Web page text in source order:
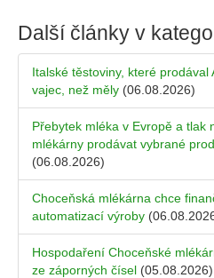
Další články v
Italské těstoviny, které
vajec, než měly (06.08.2026)
Přebytek mléka v Evropě a tlak
mlékárny prodávat vybrané
(06.08.2026)
Choceňská mlékárna chce
automatizací výroby
Hospodaření Choceňské
ze záporných čísel (05.08.2026)